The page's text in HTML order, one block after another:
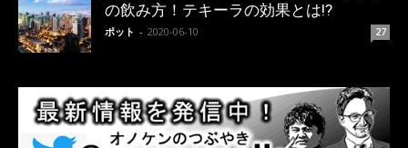
の飲み方！テキーラの効果とは!?
ポット - 2020-06-10 27